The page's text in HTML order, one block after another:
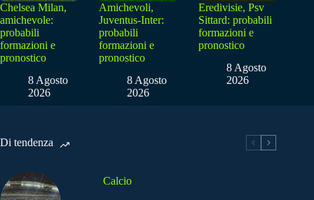
Chelsea Milan,
amichevole:
probabili
formazioni e
pronostico
8 Agosto
2026
Amichevoli,
Juventus-Inter:
probabili
formazioni e
pronostico
8 Agosto
2026
Eredivisie, Psv
Sittard: probabili
formazioni e
pronostico
8 Agosto
2026
Di tendenza
Calcio